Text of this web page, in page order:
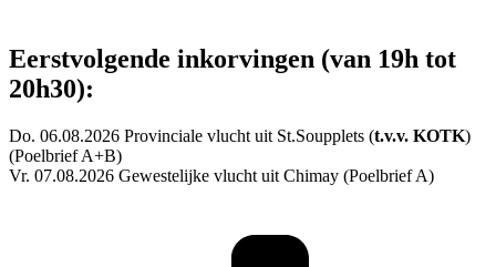
Eerstvolgende inkorvingen (van 19h tot
20h30):
Do. 06.08.2026 Provinciale vlucht uit St.Soupplets (t.v.v. KOTK)
(Poelbrief A+B)
Vr. 07.08.2026 Gewestelijke vlucht uit Chimay (Poelbrief A)